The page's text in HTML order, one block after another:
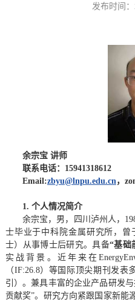
发布时间
余宗宝 讲师
联系电话：15941318612
Email:zbyu@lnpu.edu.cn ，
1. 个人情况简介
余宗宝，男，四川泸州人，
士毕业于中科院金属研究所，
士）从事博士后研究。具备“基础
实战背景。近年来在
（IF:26.8）等国际顶尖期刊发
引）。兼具丰富的企业产品研发
贡献奖”。研究方向紧跟国家新能